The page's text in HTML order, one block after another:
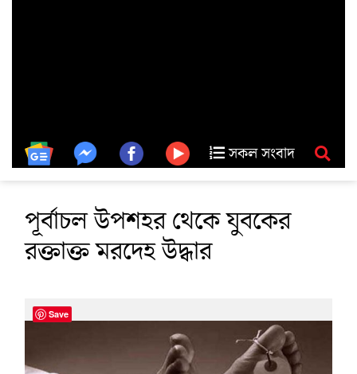
সকল সংবাদ
পূর্বাচল উপশহর থেকে যুবকের
রক্তাক্ত মরদেহ উদ্ধার
Save